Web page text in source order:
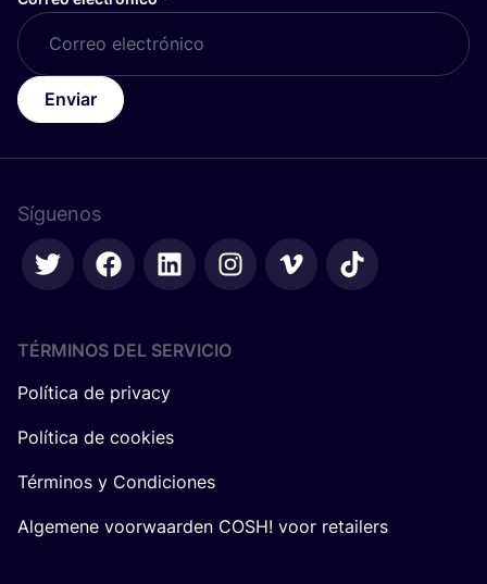
Enviar
Síguenos
TÉRMINOS DEL SERVICIO
Política de privacy
Política de cookies
Términos y Condiciones
Algemene voorwaarden COSH! voor retailers